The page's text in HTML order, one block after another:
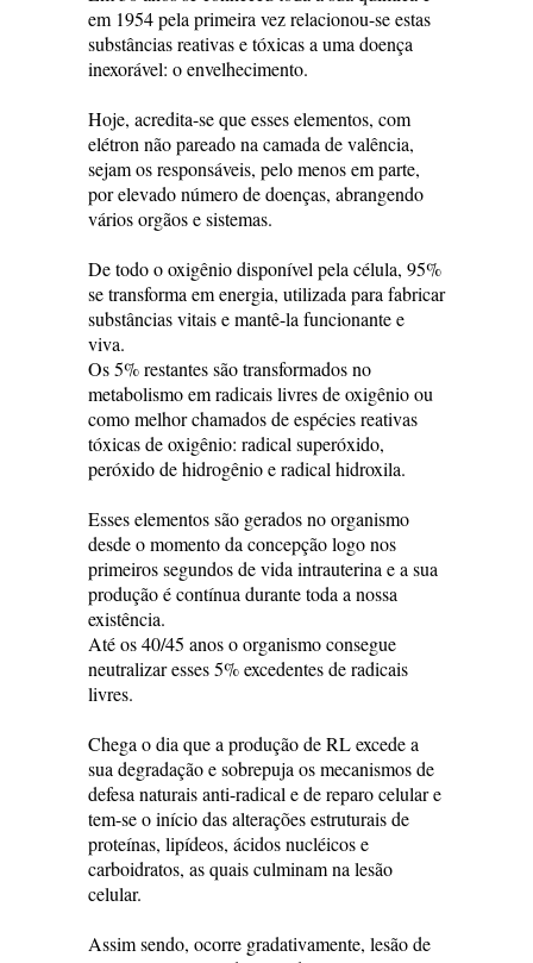
em 1954 pela primeira vez relacionou-se estas
substâncias reativas e tóxicas a uma doença
inexorável: o envelhecimento.
Hoje, acredita-se que esses elementos, com
elétron não pareado na camada de valência,
sejam os responsáveis, pelo menos em parte,
por elevado número de doenças, abrangendo
vários orgãos e sistemas.
De todo o oxigênio disponível pela célula, 95%
se transforma em energia, utilizada para fabricar
substâncias vitais e mantê-la funcionante e
viva.
Os 5% restantes são transformados no
metabolismo em radicais livres de oxigênio ou
como melhor chamados de espécies reativas
tóxicas de oxigênio: radical superóxido,
peróxido de hidrogênio e radical hidroxila.
Esses elementos são gerados no organismo
desde o momento da concepção logo nos
primeiros segundos de vida intrauterina e a sua
produção é contínua durante toda a nossa
existência.
Até os 40/45 anos o organismo consegue
neutralizar esses 5% excedentes de radicais
livres.
Chega o dia que a produção de RL excede a
sua degradação e sobrepuja os mecanismos de
defesa naturais anti-radical e de reparo celular e
tem-se o início das alterações estruturais de
proteínas, lipídeos, ácidos nucléicos e
carboidratos, as quais culminam na lesão
celular.
Assim sendo, ocorre gradativamente, lesão de